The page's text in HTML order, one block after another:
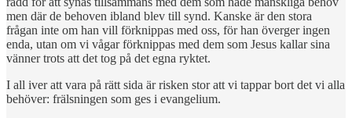
men där de behoven ibland blev till synd. Kanske är den stora
frågan inte om han vill förknippas med oss, för han överger ingen
enda, utan om vi vågar förknippas med dem som Jesus kallar sina
vänner trots att det tog på det egna ryktet.
I all iver att vara på rätt sida är risken stor att vi tappar bort det vi alla
behöver: frälsningen som ges i evangelium.